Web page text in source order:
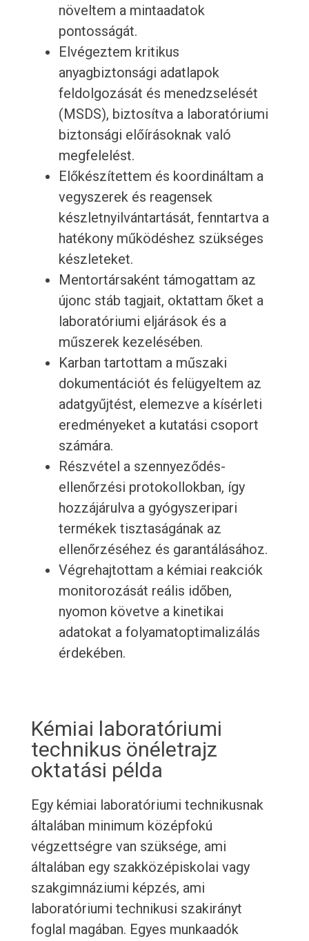
növeltem a mintaadatok
pontosságát.
Elvégeztem kritikus
anyagbiztonsági adatlapok
feldolgozását és menedzselését
(MSDS), biztosítva a laboratóriumi
biztonsági előírásoknak való
megfelelést.
Előkészítettem és koordináltam a
vegyszerek és reagensek
készletnyilvántartását, fenntartva a
hatékony működéshez szükséges
készleteket.
Mentortársaként támogattam az
újonc stáb tagjait, oktattam őket a
laboratóriumi eljárások és a
műszerek kezelésében.
Karban tartottam a műszaki
dokumentációt és felügyeltem az
adatgyűjtést, elemezve a kísérleti
eredményeket a kutatási csoport
számára.
Részvétel a szennyeződés-
ellenőrzési protokollokban, így
hozzájárulva a gyógyszeripari
termékek tisztaságának az
ellenőrzéséhez és garantálásához.
Végrehajtottam a kémiai reakciók
monitorozását reális időben,
nyomon követve a kinetikai
adatokat a folyamatoptimalizálás
érdekében.
Kémiai laboratóriumi
technikus önéletrajz
oktatási példa
Egy kémiai laboratóriumi technikusnak
általában minimum középfokú
végzettségre van szüksége, ami
általában egy szakközépiskolai vagy
szakgimnáziumi képzés, ami
laboratóriumi technikusi szakirányt
foglal magában. Egyes munkaadók